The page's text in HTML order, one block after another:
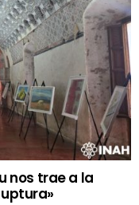
nos trae a la